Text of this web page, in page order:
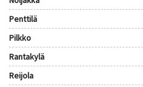
Penttilä
Pilkko
Rantakylä
Reijola